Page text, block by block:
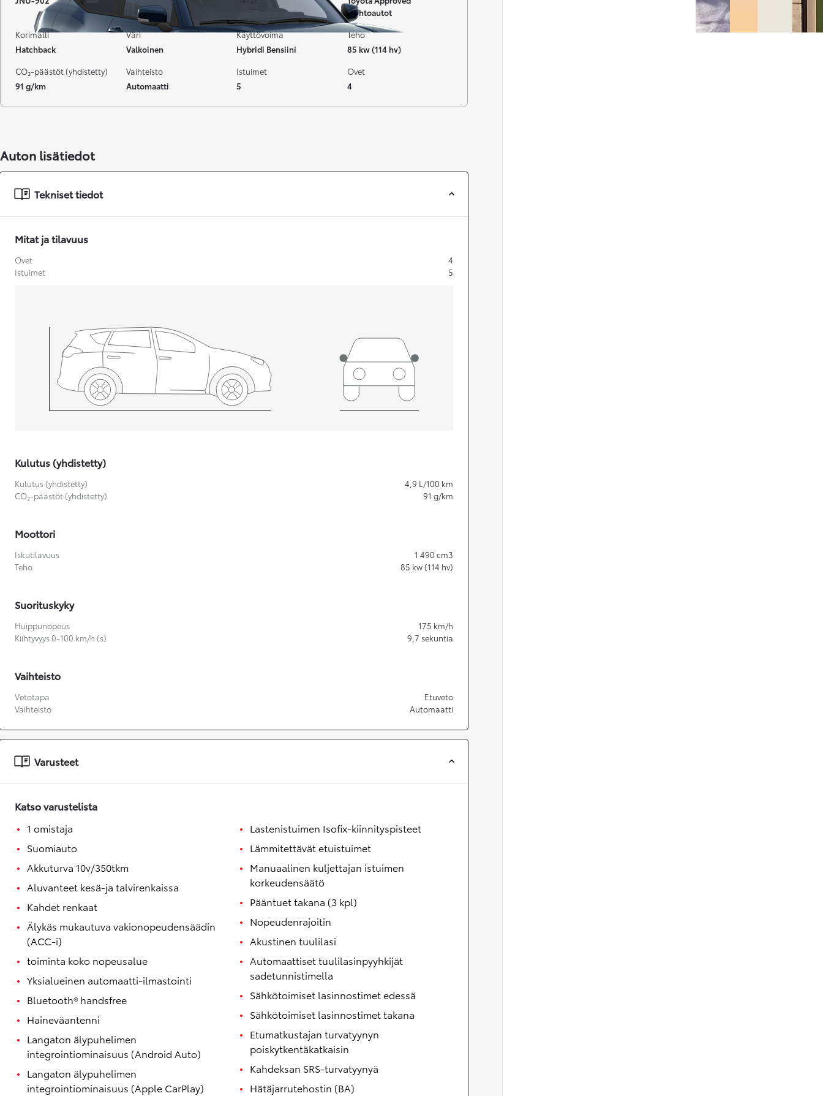
tai kuukausierä
Vaihtoautot
Korimalli
Hatchback
Väri
Valkoinen
Käyttövoima
Hybridi Bensiini
Teho
85 kw (114 hv)
CO₂-päästöt (yhdistetty)
91 g/km
Vaihteisto
Automaatti
Istuimet
5
Ovet
4
Auton lisätiedot
Tekniset tiedot
Mitat ja tilavuus
Ovet
4
Istuimet
5
Kulutus (yhdistetty)
Kulutus (yhdistetty) 4,9 L/100 km
CO₂-päästöt (yhdistetty)
91 g/km
Moottori
Iskutilavuus 1 490 cm3
Teho
85 kw (114 hv)
Suorituskyky
Huippunopeus 175 km/h
Kiihtyvyys 0-100 km/h (s)
9,7 sekuntia
Vaihteisto
Vetotapa
Etuveto
Vaihteisto
Automaatti
Varusteet
Katso varustelista
1 omistaja
Suomiauto
Akkuturva 10v/350tkm
Aluvanteet kesä-ja talvirenkaissa
Kahdet renkaat
Älykäs mukautuva vakionopeudensäädin
(ACC-i)
toiminta koko nopeusalue
Yksialueinen automaatti-ilmastointi
Bluetooth® handsfree
Haineväantenni
Langaton älypuhelimen
integrointiominaisuus (Android Auto)
Langaton älypuhelimen
integrointiominaisuus (Apple CarPlay)
Lastenistuimen Isofix-kiinnityspisteet
Lämmitettävät etuistuimet
Manuaalinen kuljettajan istuimen
korkeudensäätö
Pääntuet takana (3 kpl)
Nopeudenrajoitin
Akustinen tuulilasi
Automaattiset tuulilasinpyyhkijät
sadetunnistimella
Sähkötoimiset lasinnostimet edessä
Sähkötoimiset lasinnostimet takana
Etumatkustajan turvatyynyn
poiskytkentäkatkaisin
Kahdeksan SRS-turvatyynyä
Hätäjarrutehostin (BA)